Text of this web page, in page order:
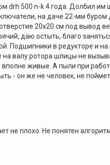
drh 500 n-k 4 года. Долбил им
на даче 22-мм
20х20 см под вывод
даю остыть, благо
Подшипники в редукторе и
на валу ротора шлицы не
живые. А пыли при
- он же не человек, не
не плохо. Не понятен